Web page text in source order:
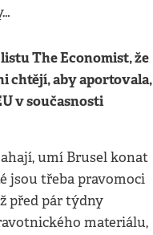
The Economist, že
chtějí, aby aportovala,
v současnosti
umí Brusel konat
jsou třeba pravomoci
před pár týdny
materiálu,